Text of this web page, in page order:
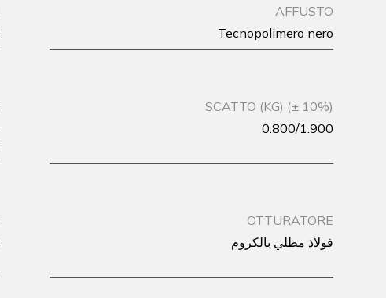
AFFUSTO
Tecnopolimero nero
SCATTO (KG) (± 10%)
0.800/1.900
OTTURATORE
فولاذ مطلي بالكروم